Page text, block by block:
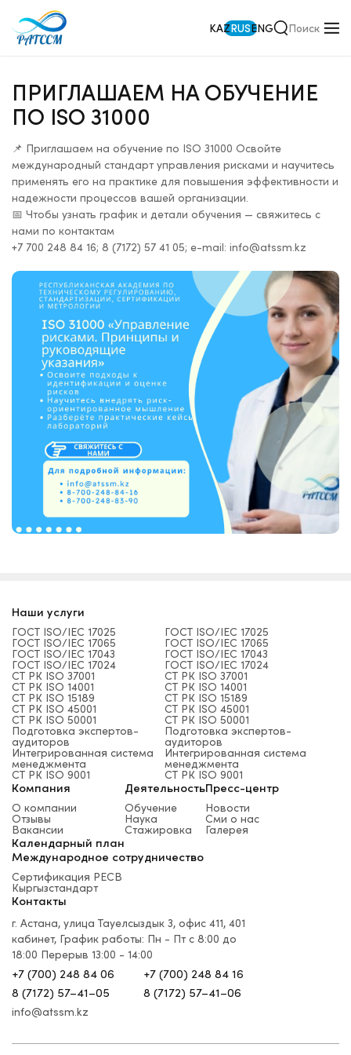
KAZRUSENG
ПРИГЛАШАЕМ НА ОБУЧЕНИЕ
ПО ISO 31000
📌 Приглашаем на обучение по ISO 31000 Освойте
международный стандарт управления рисками и научитесь
применять его на практике для повышения эффективности и
надежности процессов вашей организации.
📅 Чтобы узнать график и детали обучения — свяжитесь с
нами по контактам
+7 700 248 84 16; 8 (7172) 57 41 05; e-mail: info@atssm.kz
Наши услуги
ГОСТ ISO/IEC 17025
ГОСТ ISO/IEC 17065
ГОСТ ISO/IEC 17043
ГОСТ ISO/IEC 17024
СТ РК ISO 37001
СТ РК ISO 14001
СТ РК ISO 15189
СТ РК ISO 45001
СТ РК ISO 50001
Подготовка экспертов-
аудиторов
Интегрированная система
менеджмента
СТ РК ISO 9001
ГОСТ ISO/IEC 17025
ГОСТ ISO/IEC 17065
ГОСТ ISO/IEC 17043
ГОСТ ISO/IEC 17024
СТ РК ISO 37001
СТ РК ISO 14001
СТ РК ISO 15189
СТ РК ISO 45001
СТ РК ISO 50001
Подготовка экспертов-
аудиторов
Интегрированная система
менеджмента
СТ РК ISO 9001
Компания
О компании
Отзывы
Вакансии
Календарный план
Деятельность
Обучение
Наука
Стажировка
Пресс-центр
Новости
Сми о нас
Галерея
Международное сотрудничество
Сертификация PECB
Кыргызстандарт
Контакты
г. Астана, улица Тауелсыздык 3, офис 411, 401
кабинет, График работы: Пн - Пт с 8:00 до
18:00 Перерыв 13:00 - 14:00
+7 (700) 248 84 06
+7 (700) 248 84 16
8 (7172) 57–41–05
8 (7172) 57–41–06
info@atssm.kz